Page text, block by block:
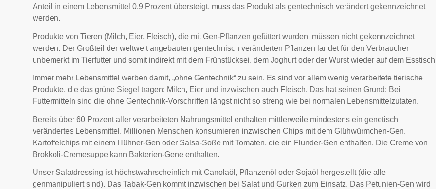
Anteil in einem Lebensmittel 0,9 Prozent übersteigt, muss das Produkt als gentechnisch verändert gekennzeichnet
werden.
Produkte von Tieren (Milch, Eier, Fleisch), die mit Gen-Pflanzen gefüttert wurden, müssen nicht gekennzeichnet
werden. Der Großteil der weltweit angebauten gentechnisch veränderten Pflanzen landet für den Verbraucher
unbemerkt im Tierfutter und somit indirekt mit dem Frühstücksei, dem Joghurt oder der Wurst wieder auf dem
Immer mehr Lebensmittel werben damit, „ohne Gentechnik“ zu sein. Es sind vor allem wenig verarbeitete tierische
Produkte, die das grüne Siegel tragen: Milch, Eier und inzwischen auch Fleisch. Das hat seinen Grund: Bei
Futtermitteln sind die ohne Gentechnik-Vorschriften längst nicht so streng wie bei normalen Lebensmittelzutaten.
Bereits über 60 Prozent aller verarbeiteten Nahrungsmittel enthalten mittlerweile mindestens ein genetisch
verändertes Lebensmittel. Millionen Menschen konsumieren inzwischen Chips mit dem Glühwürmchen-Gen.
Kartoffelchips mit einem Hühner-Gen oder Salsa-Soße mit Tomaten, die ein Flunder-Gen enthalten. Die Creme von
Brokkoli-Cremesuppe kann Bakterien-Gene enthalten.
Unser Salatdressing ist höchstwahrscheinlich mit Canolaöl, Pflanzenöl oder Sojaöl hergestellt (die alle
genmanipuliert sind). Das Tabak-Gen kommt inzwischen bei Salat und Gurken zum Einsatz. Das Petunien-Gen wird